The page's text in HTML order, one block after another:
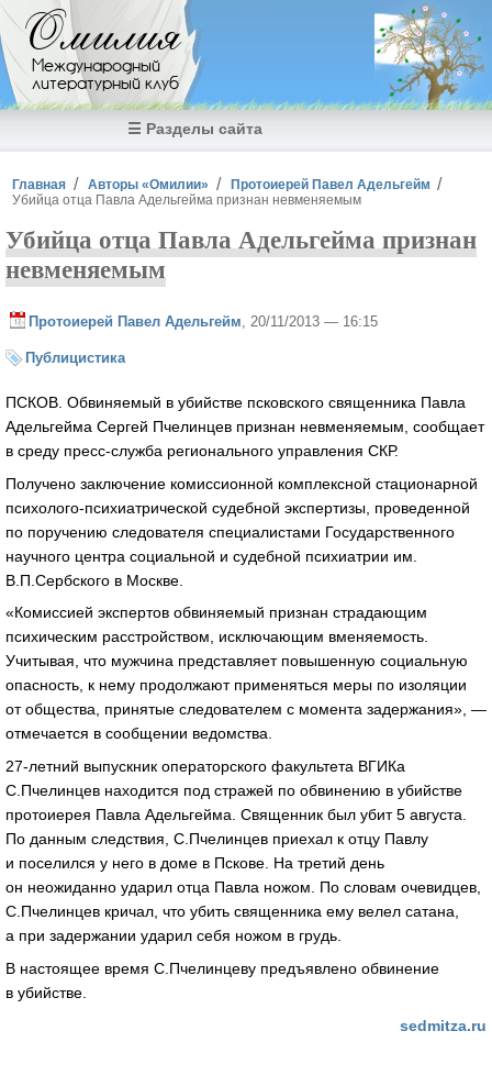
Перейти к основному содержанию
Омилия
Международный
литературный клуб
☰ Разделы сайта
Вы здесь
Главная Авторы «Омилии»
Протоиерей Павел Адельгейм
Убийца отца Павла Адельгейма признан невменяемым
Убийца отца Павла Адельгейма признан
невменяемым
Протоиерей Павел Адельгейм , 20/11/2013 — 16:15
Публицистика
ПСКОВ. Обвиняемый в убийстве псковского священника Павла
Адельгейма Сергей Пчелинцев признан невменяемым, сообщает
в среду пресс-служба регионального управления СКР.
Получено заключение комиссионной комплексной стационарной
психолого-психиатрической судебной экспертизы, проведенной
по поручению следователя специалистами Государственного
научного центра социальной и судебной психиатрии им.
В.П.Сербского в Москве.
«Комиссией экспертов обвиняемый признан страдающим
психическим расстройством, исключающим вменяемость.
Учитывая, что мужчина представляет повышенную социальную
опасность, к нему продолжают применяться меры по изоляции
от общества, принятые следователем с момента задержания», —
отмечается в сообщении ведомства.
27-летний выпускник операторского факультета ВГИКа
С.Пчелинцев находится под стражей по обвинению в убийстве
протоиерея Павла Адельгейма. Священник был убит 5 августа.
По данным следствия, С.Пчелинцев приехал к отцу Павлу
и поселился у него в доме в Пскове. На третий день
он неожиданно ударил отца Павла ножом. По словам очевидцев,
С.Пчелинцев кричал, что убить священника ему велел сатана,
а при задержании ударил себя ножом в грудь.
В настоящее время С.Пчелинцеву предъявлено обвинение
в убийстве.
sedmitza.ru